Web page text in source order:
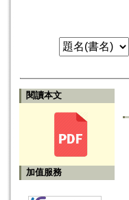
閱讀本文
加值服務